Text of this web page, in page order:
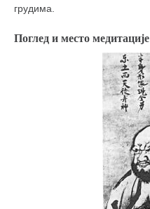
грудима.
Поглед и место медитације